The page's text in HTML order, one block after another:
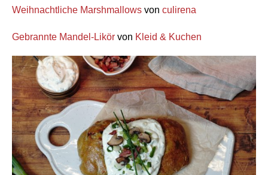
Weihnachtliche Marshmallows von culirena
Gebrannte Mandel-Likör von Kleid & Kuchen